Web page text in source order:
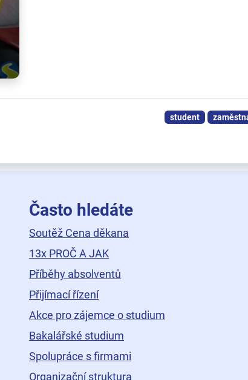
student
Často hledáte
Soutěž Cena děkana
13x PROČ A JAK
Příběhy absolventů
Přijímací řízení
Akce pro zájemce o studium
Bakalářské studium
Spolupráce s firmami
Organizační struktura